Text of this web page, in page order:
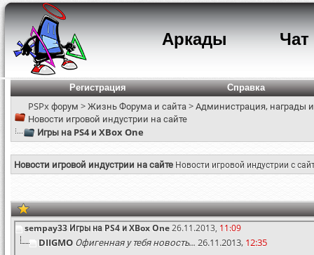
Аркады Чат
Регистрация Справка
PSPx форум >Жизнь Форума и сайта>Администрация, награды
Новости игровой индустрии на сайте
Игры на PS4 и XBox One
Новости игровой индустрии на сайтеНовости игровой индустрии с
sempay33Игры на PS4 и XBox One26.11.2013, 11:09
DIIGMO Офигенная у тебя новость... 26.11.2013, 12:35